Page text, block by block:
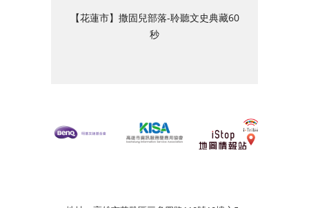
【花蓮市】撒固兒部落-聆聽文史典藏60
秒